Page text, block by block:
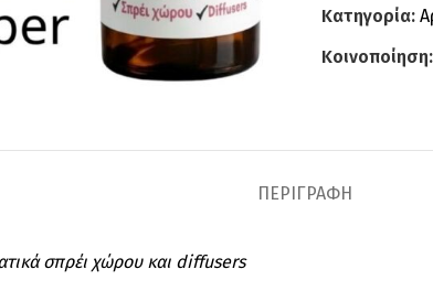
Κατηγορία:
Κοινοποίηση:
ΠΕΡΙΓΡΑΦΉ
σπρέι χώρου και diffusers